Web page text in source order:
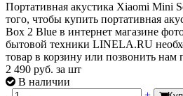
Портативная акустика Xiaomi Mini
того, чтобы купить портативная
Box 2 Blue в интернет магазине
бытовой техники LINELA.RU
товар в корзину или позвонить
2 490 руб. за шт
В наличии